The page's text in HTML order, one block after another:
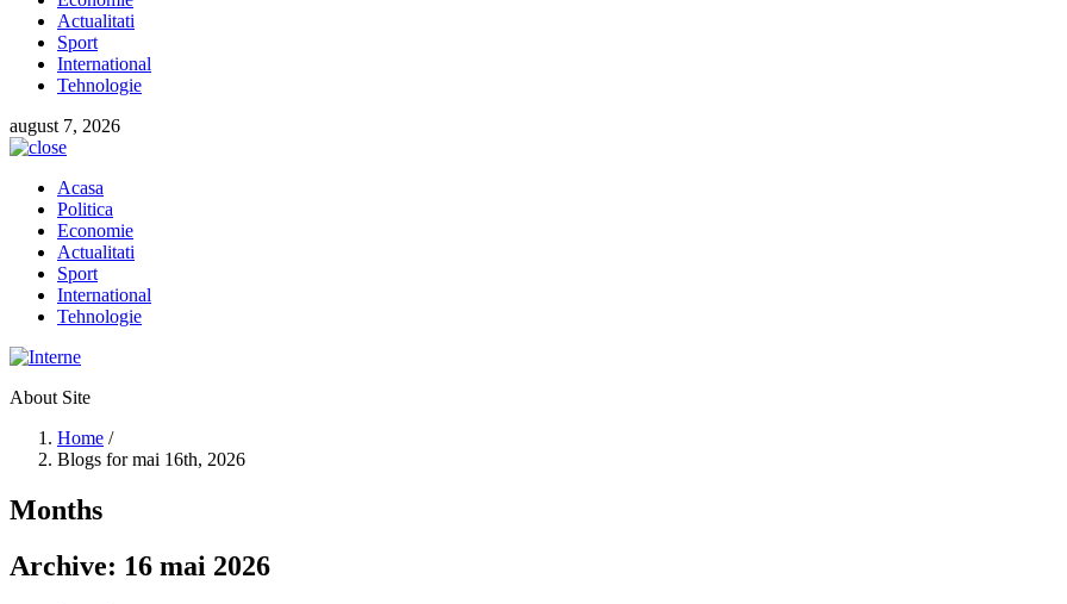
Actualitati
Sport
International
Tehnologie
august 7, 2026
Acasa
Politica
Economie
Actualitati
Sport
International
Tehnologie
About Site
Home /
Blogs for mai 16th, 2026
Months
Archive: 16 mai 2026